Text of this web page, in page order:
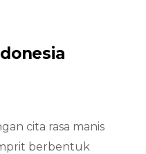
cita rasa manis
berbentuk